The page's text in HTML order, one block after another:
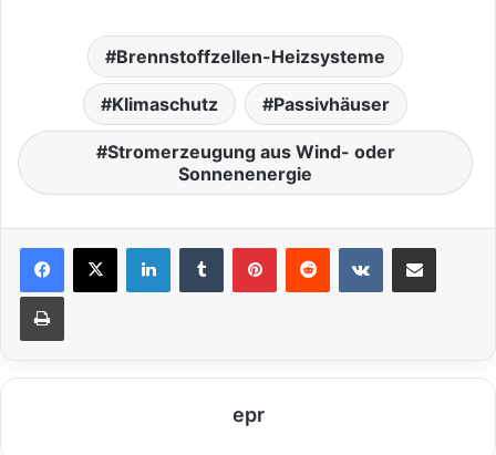
Brennstoffzellen-Heizsysteme
Klimaschutz Passivhäuser
Stromerzeugung aus Wind- oder
Sonnenenergie
epr